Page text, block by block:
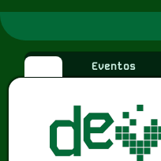
Eventos